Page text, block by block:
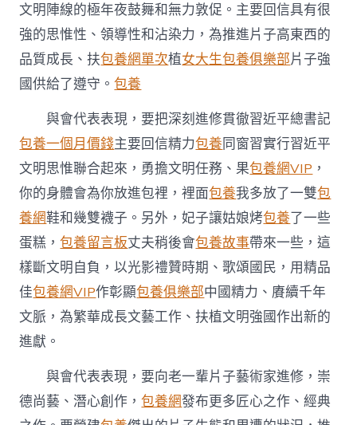
主
要
回
覓
app
信
精
力
座
談
會〉
中
文明陣線的極年夜鼓舞和無力敦促。主要回信具有很
強的思惟性、領導性和沾染力，為推進片子高東西的
品質成長、扶包養網單次植女大生包養俱樂部片子強
國供給了遵守。包養
與會代表表現，要把深刻進修貫徹習近平總書記
包養一個月價錢主要回信精力包養同窗習實行習近平
文明思惟聯合起來，勇擔文明任務、果包養網VIP ，
你的身體會為你放進包裡，裡面包養我多放了一雙包
養網鞋和幾雙襪子。另外，妃子讓姑娘烤包養了一些
蛋糕，包養留言板丈夫稍後會包養故事帶來一些，這
樣斷文明自負，以光影禮贊時期、歌頌國民，用精品
佳包養網VIP作彰顯包養俱樂部中國精力、賡續千年
文脈，為繁華成長文藝工作、扶植文明強國作出新的
進獻。
與會代表表現，要向老一輩片子藝術家進修，崇
德尚藝、潛心創作，包養網發布更多匠心之作、經典